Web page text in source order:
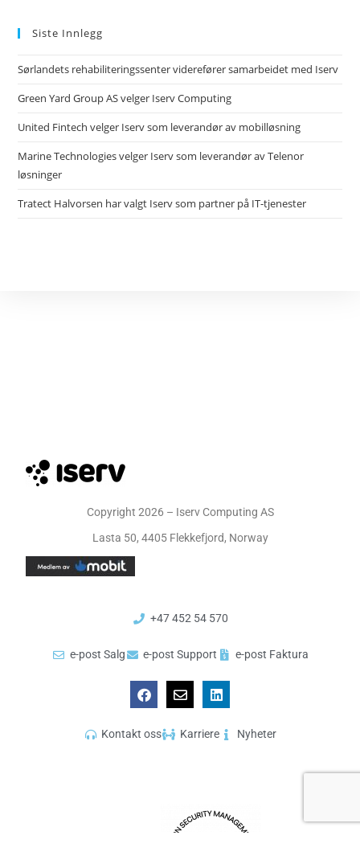
Siste Innlegg
Sørlandets rehabiliteringssenter viderefører samarbeidet med Iserv
Green Yard Group AS velger Iserv Computing
United Fintech velger Iserv som leverandør av mobilløsning
Marine Technologies velger Iserv som leverandør av Telenor
løsninger
Tratect Halvorsen har valgt Iserv som partner på IT-tjenester
Lasta 50, 4405 Flekkefjord, Norway
Copyright 2026 – Iserv Computing AS
+47 452 54 570
e-post Salg e-post Support e-post Faktura
Kontakt oss Karriere Nyheter